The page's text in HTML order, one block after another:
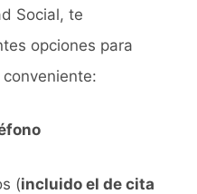
Social, te
opciones para
(incluido el de cita